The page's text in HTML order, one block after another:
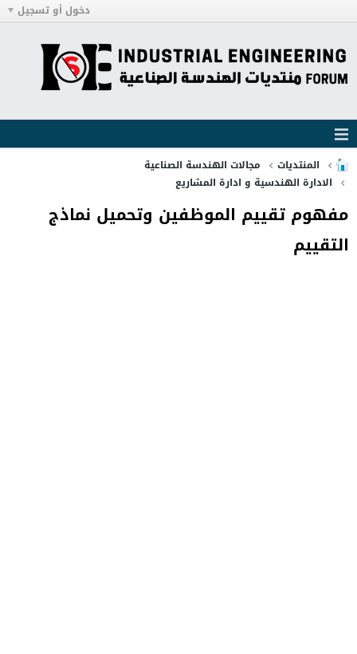
دخول أو تسجيل
المنتديات
مجالات الهندسة الصناعية
الادارة الهندسية و ادارة المشاريع
مفهوم تقييم الموظفين وتحميل نماذج
التقييم